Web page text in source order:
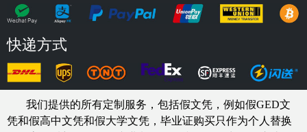
快递方式
我们提供的所有定制服务，包括假文凭，例如假GED文
凭和假高中文凭和假大学文凭， 毕业证购买只作为个人替换